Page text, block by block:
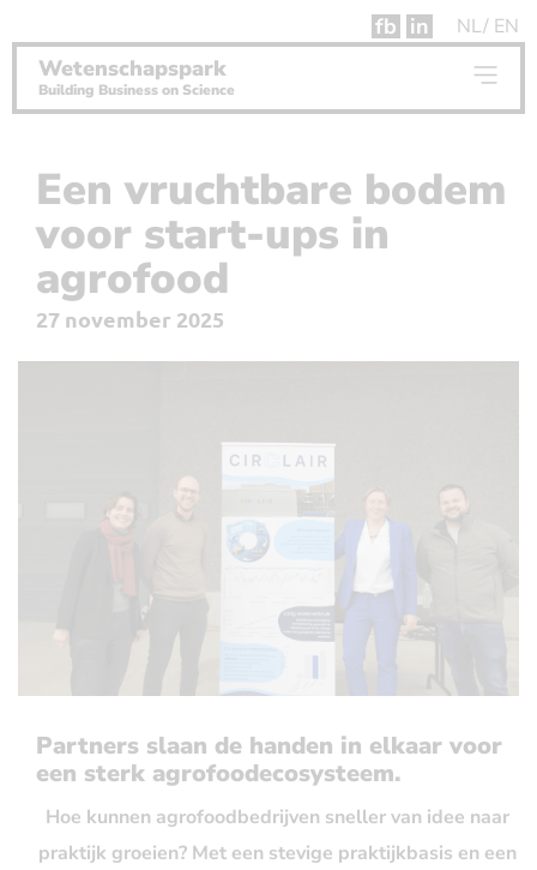
fb in NL EN
Wetenschapspark
Building Business on Science
Een vruchtbare bodem
voor start-ups in
agrofood
27 november 2025
Partners slaan de handen in elkaar voor
een sterk agrofoodecosysteem.
Hoe kunnen agrofoodbedrijven sneller van idee naar
praktijk groeien? Met een stevige praktijkbasis en een